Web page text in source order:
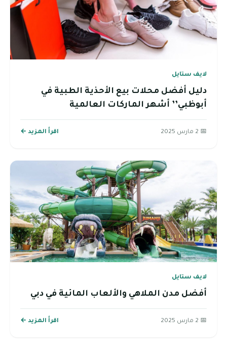
لايف ستايل
دليل أفضل محلات بيع الأحذية الطبية في
أبوظبي’’ أشهر الماركات العالمية
📅 2 مارس 2025 اقرأ المزيد ←
لايف ستايل
أفضل مدن الملاهي والألعاب المائية في دبي
📅 2 مارس 2025 اقرأ المزيد ←